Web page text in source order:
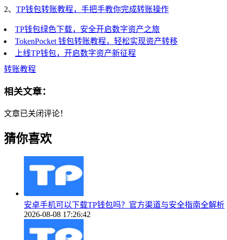
2、 TP钱包转账教程，手把手教你完成转账操作
TP钱包绿色下载，安全开启数字资产之旅
TokenPocket 钱包转账教程，轻松实现资产转移
上线TP钱包，开启数字资产新征程
转账教程
相关文章：
文章已关闭评论！
猜你喜欢
安卓手机可以下载TP钱包吗？官方渠道与安全指南全解析
2026-08-08 17:26:42